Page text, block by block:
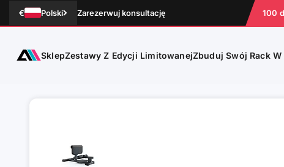
Przejdź do treści
€ Polski Zarezerwuj konsultację 100
ATLETICA
SklepZestawy Z Edycji LimitowanejZbuduj Swój Rack W